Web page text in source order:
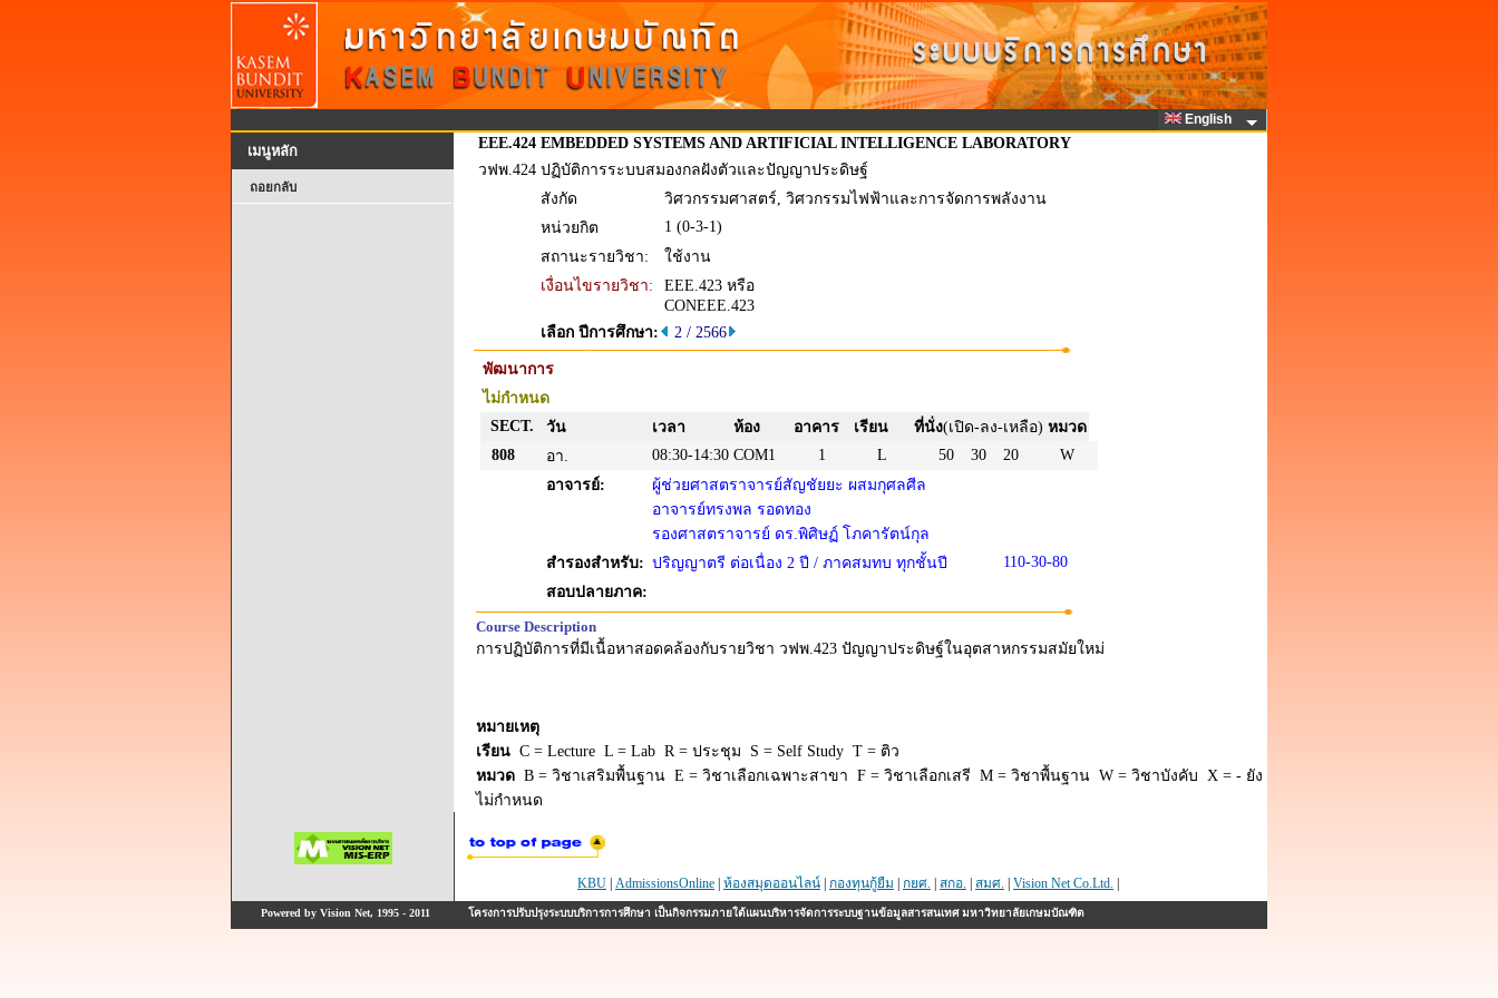
English
เมนูหลัก
ถอยกลับ
EEE.424 EMBEDDED SYSTEMS AND ARTIFICIAL INTELLIGENCE LABORATORY
วฟพ.424 ปฏิบัติการระบบสมองกลฝังตัวและปัญญาประดิษฐ์
สังกัด
วิศวกรรมศาสตร์, วิศวกรรมไฟฟ้าและการจัดการพลังงาน
หน่วยกิต
1 (0-3-1)
สถานะรายวิชา:
ใช้งาน
เงื่อนไขรายวิชา:
EEE.423 หรือ
CONEEE.423
เลือก ปีการศึกษา:
2 / 2566
พัฒนาการ
ไม่กำหนด
SECT.
วัน เวลา ห้อง อาคาร เรียน ที่นั่ง(เปิด-ลง-เหลือ) หมวด
808
อา. 08:30-14:30 COM1 1 L 50 30 20
W
อาจารย์:
ผู้ช่วยศาสตราจารย์สัญชัยยะ ผสมกุศลศีล
อาจารย์ทรงพล รอดทอง
รองศาสตราจารย์ ดร.พิศิษฏ์ โภคารัตน์กุล
สำรองสำหรับ: ปริญญาตรี ต่อเนื่อง 2 ปี / ภาคสมทบ ทุกชั้นปี
110-30-80
สอบปลายภาค:
Course Description
การปฏิบัติการที่มีเนื้อหาสอดคล้องกับรายวิชา วฟพ.423 ปัญญาประดิษฐ์ในอุตสาหกรรมสมัยใหม่
หมายเหตุ
เรียน C = Lecture L = Lab R = ประชุม S = Self Study T = ติว
หมวด B = วิชาเสริมพื้นฐาน E = วิชาเลือกเฉพาะสาขา F = วิชาเลือกเสรี M = วิชาพื้นฐาน W = วิชาบังคับ X = - ยัง
ไม่กำหนด
KBU AdmissionsOnline ห้องสมุดออนไลน์ กองทุนกู้ยืม กยศ. สกอ. สมศ. Vision Net Co.Ltd.
Powered by Vision Net, 1995 - 2011 โครงการปรับปรุงระบบบริการการศึกษา เป็นกิจกรรมภายใต้แผนบริหารจัดการระบบฐานข้อมูลสารสนเทศ มหาวิทยาลัยเกษมบัณฑิต